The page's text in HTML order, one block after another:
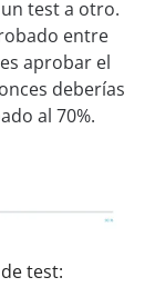
test a otro.
entre
aprobar el
deberías
al 70%.
test: